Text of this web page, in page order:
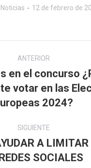
Noticias 12 de febrero de
ANTERIOR
Publicación
anterior:
en el concurso
votar en las
2024?
SIGUIENTE
Publicación
siguiente:
A LIMITAR
SOCIALES